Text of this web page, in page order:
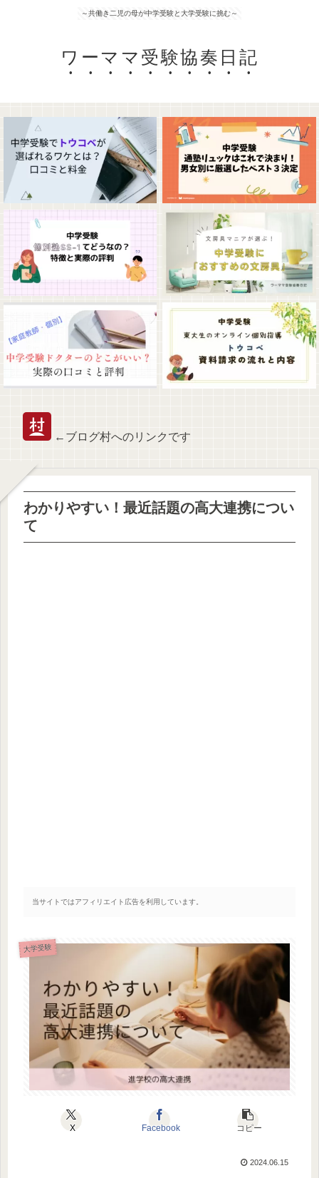
～共働き二児の母が中学受験と大学受験に挑む～
ワーママ受験協奏日記
←ブログ村へのリンクです
わかりやすい！最近話題の高大連携につい
て
当サイトではアフィリエイト広告を利用しています。
大学受験
X Facebook コピー
2024.06.15